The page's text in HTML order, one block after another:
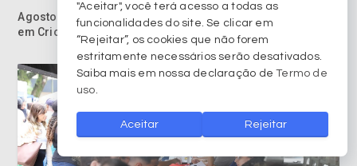
Agosto Dourado promove apoio ao aleitamento materno
em Criciúma
"Aceitar", você terá acesso a todas as
funcionalidades do site. Se clicar em
“Rejeitar”, os cookies que não forem
estritamente necessários serão desativados.
Saiba mais em nossa declaração deTermo de
uso.
Aceitar Rejeitar